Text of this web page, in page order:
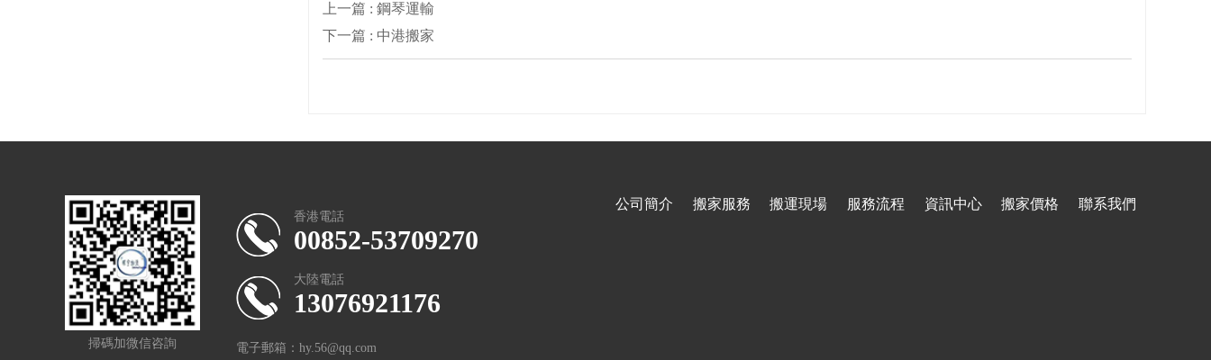
上一篇 : 鋼琴運輸
下一篇 : 中港搬家
掃碼加微信咨詢
香港電話
00852-53709270
大陸電話
13076921176
電子郵箱：hy.56@qq.com
公司簡介 搬家服務 搬運現場 服務流程 資訊中心 搬家價格 聯系我們